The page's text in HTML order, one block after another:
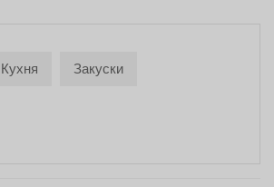
Закуски